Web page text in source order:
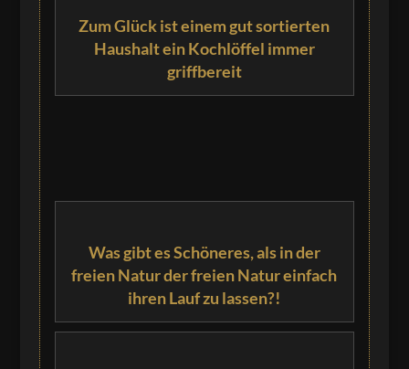
Zum Glück ist einem gut sortierten
Haushalt ein Kochlöffel immer
griffbereit
Was gibt es Schöneres, als in der
freien Natur der freien Natur einfach
ihren Lauf zu lassen?!